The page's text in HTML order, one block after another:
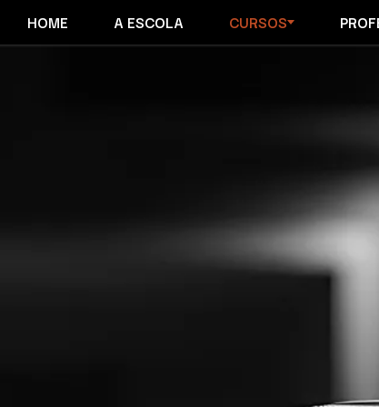
HOME A ESCOLA CURSOS